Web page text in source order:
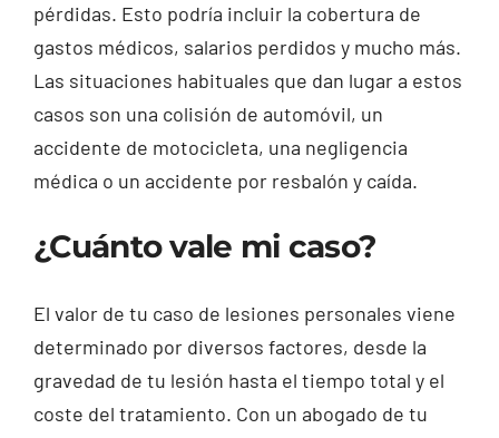
pérdidas. Esto podría incluir la cobertura de
gastos médicos, salarios perdidos y mucho más.
Las situaciones habituales que dan lugar a estos
casos son una colisión de automóvil, un
accidente de motocicleta, una negligencia
médica o un accidente por resbalón y caída.
¿Cuánto vale mi caso?
El valor de tu caso de lesiones personales viene
determinado por diversos factores, desde la
gravedad de tu lesión hasta el tiempo total y el
coste del tratamiento. Con un abogado de tu